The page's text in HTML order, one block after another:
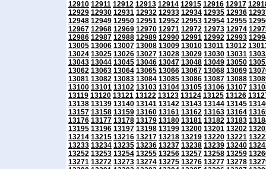
12910 12911 12912 12913 12914 12915 12916 12917
12929 12930 12931 12932 12933 12934 12935 12936
12948 12949 12950 12951 12952 12953 12954 12955
12967 12968 12969 12970 12971 12972 12973 12974
12986 12987 12988 12989 12990 12991 12992 12993
13005 13006 13007 13008 13009 13010 13011 13012
13024 13025 13026 13027 13028 13029 13030 13031
13043 13044 13045 13046 13047 13048 13049 13050
13062 13063 13064 13065 13066 13067 13068 13069
13081 13082 13083 13084 13085 13086 13087 13088
13100 13101 13102 13103 13104 13105 13106 13107
13119 13120 13121 13122 13123 13124 13125 13126
13138 13139 13140 13141 13142 13143 13144 13145
13157 13158 13159 13160 13161 13162 13163 13164
13176 13177 13178 13179 13180 13181 13182 13183
13195 13196 13197 13198 13199 13200 13201 13202
13214 13215 13216 13217 13218 13219 13220 13221
13233 13234 13235 13236 13237 13238 13239 13240
13252 13253 13254 13255 13256 13257 13258 13259
13271 13272 13273 13274 13275 13276 13277 13278